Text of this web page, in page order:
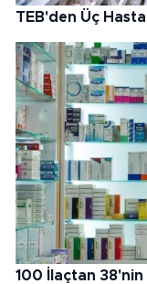
TEB'den Üç
100 İlaçtan 38'nin